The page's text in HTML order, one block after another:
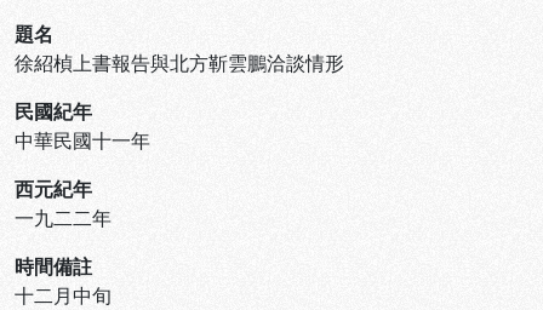
題名
徐紹楨上書報告與北方靳雲鵬洽談情形
民國紀年
中華民國十一年
西元紀年
一九二二年
時間備註
十二月中旬